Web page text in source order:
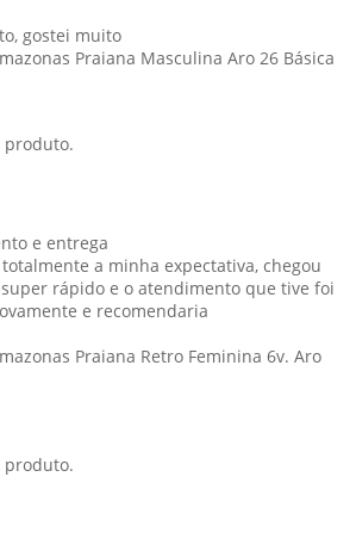
gostei muito
Praiana Masculina Aro 26 Básica
produto.
e entrega
a minha expectativa, chegou
rápido e o atendimento que tive foi
e recomendaria
Praiana Retro Feminina 6v. Aro
produto.